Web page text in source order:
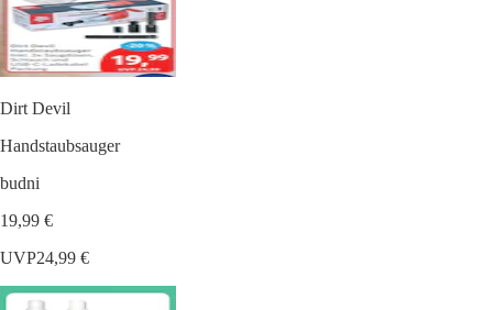
Dirt Devil
Handstaubsauger
budni
19,99 €
UVP24,99 €